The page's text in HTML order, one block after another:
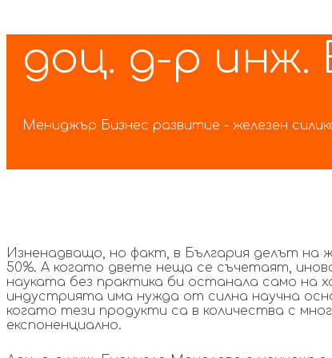
links
primary
navigation
content
доц. д-р инж.
Мениджър Бизнес развитие - железен
Изненадващо, но факт, в България делът на
50%. А когато двете неща се съчетаят,
науката без практика би останала само на
индустрията има нужда от силна научна
когато тези продукти са в количества с
експоненциално.